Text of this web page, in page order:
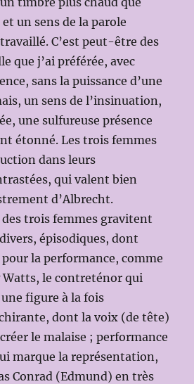
un sens de la parole
C’est peut-être des
que j’ai préférée, avec
sans la puissance d’une
un sens de l’insinuation,
une sulfureuse présence
étonné. Les trois femmes
dans leurs
qui valent bien
d’Albrecht.
trois femmes gravitent
épisodiques, dont
la performance, comme
Watts, le contreténor qui
figure à la fois
dont la voix (de tête)
le malaise ; performance
marque la représentation,
Conrad (Edmund) en très